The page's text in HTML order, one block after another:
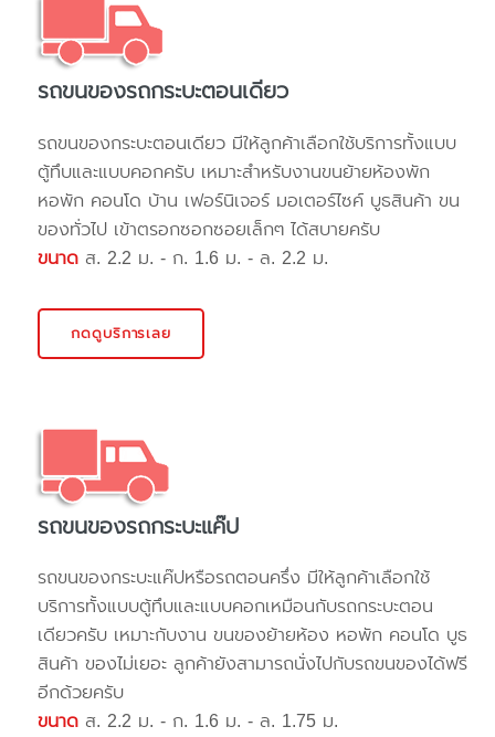
รถขนของรถกระบะตอนเดียว
รถขนของกระบะตอนเดียว มีให้ลูกค้าเลือกใช้บริการทั้งแบบ
ตู้ทึบและแบบคอกครับ เหมาะสำหรับงานขนย้ายห้องพัก
หอพัก คอนโด บ้าน เฟอร์นิเจอร์ มอเตอร์ไซค์ บูธสินค้า ขน
ของทั่วไป เข้าตรอกซอกซอยเล็กๆ ได้สบายครับ
ขนาด ส. 2.2 ม. - ก. 1.6 ม. - ล. 2.2 ม.
กดดูบริการเลย
รถขนของรถกระบะแค๊ป
รถขนของกระบะแค๊ปหรือรถตอนครึ่ง มีให้ลูกค้าเลือกใช้
บริการทั้งแบบตู้ทึบและแบบคอกเหมือนกับรถกระบะตอน
เดียวครับ เหมาะกับงาน ขนของย้ายห้อง หอพัก คอนโด บูธ
สินค้า ของไม่เยอะ ลูกค้ายังสามารถนั่งไปกับรถขนของได้ฟรี
อีกด้วยครับ
ขนาด ส. 2.2 ม. - ก. 1.6 ม. - ล. 1.75 ม.